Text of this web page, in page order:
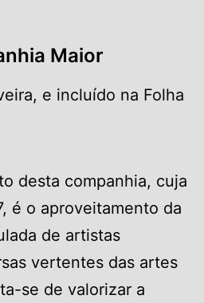
Maior
e incluído na Folha
desta companhia, cuja
é o aproveitamento da
de artistas
vertentes das artes
se de valorizar a